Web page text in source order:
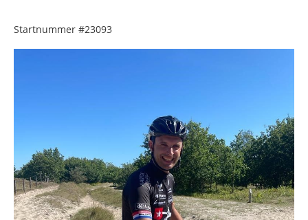
Startnummer #23093